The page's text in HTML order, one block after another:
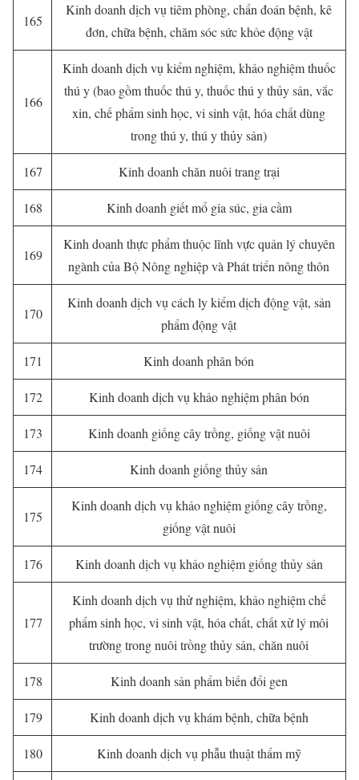
165
Kinh doanh dịch vụ tiêm phòng, chẩn đoán bệnh, kê
đơn, chữa bệnh, chăm sóc sức khỏe động vật
166
Kinh doanh dịch vụ kiểm nghiệm, khảo nghiệm thuốc
thú y (bao gồm thuốc thú y, thuốc thú y thủy sản, vắc
xin, chế phẩm sinh học, vi sinh vật, hóa chất dùng
trong thú y, thú y thủy sản)
167 Kinh doanh chăn nuôi trang trại
168 Kinh doanh giết mổ gia súc, gia cầm
169
Kinh doanh thực phẩm thuộc lĩnh vực quản lý chuyên
ngành của Bộ Nông nghiệp và Phát triển nông thôn
170
Kinh doanh dịch vụ cách ly kiểm dịch động vật, sản
phẩm động vật
171 Kinh doanh phân bón
172 Kinh doanh dịch vụ khảo nghiệm phân bón
173 Kinh doanh giống cây trồng, giống vật nuôi
174 Kinh doanh giống thủy sản
175
Kinh doanh dịch vụ khảo nghiệm giống cây trồng,
giống vật nuôi
176 Kinh doanh dịch vụ khảo nghiệm giống thủy sản
177
Kinh doanh dịch vụ thử nghiệm, khảo nghiệm chế
phẩm sinh học, vi sinh vật, hóa chất, chất xử lý môi
trường trong nuôi trồng thủy sản, chăn nuôi
178 Kinh doanh sản phẩm biến đổi gen
179 Kinh doanh dịch vụ khám bệnh, chữa bệnh
180 Kinh doanh dịch vụ phẫu thuật thẩm mỹ